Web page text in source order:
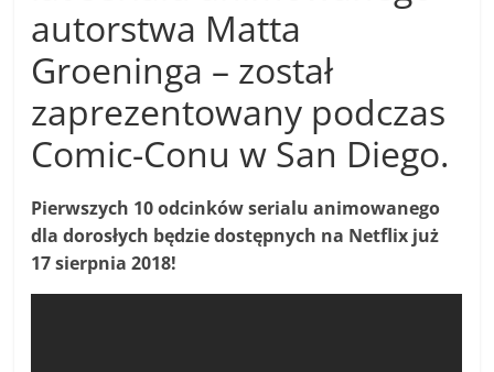
autorstwa Matta
Groeninga – został
zaprezentowany podczas
Comic-Conu w San Diego.
Pierwszych 10 odcinków serialu animowanego
dla dorosłych będzie dostępnych na Netflix już
17 sierpnia 2018!